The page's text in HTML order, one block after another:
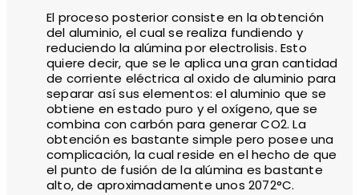
El proceso posterior consiste en la obtención
del aluminio, el cual se realiza fundiendo y
reduciendo la alúmina por electrolisis. Esto
quiere decir, que se le aplica una gran cantidad
de corriente eléctrica al oxido de aluminio para
separar así sus elementos: el aluminio que se
obtiene en estado puro y el oxígeno, que se
combina con carbón para generar CO2. La
obtención es bastante simple pero posee una
complicación, la cual reside en el hecho de que
el punto de fusión de la alúmina es bastante
alto, de aproximadamente unos 2072°C.